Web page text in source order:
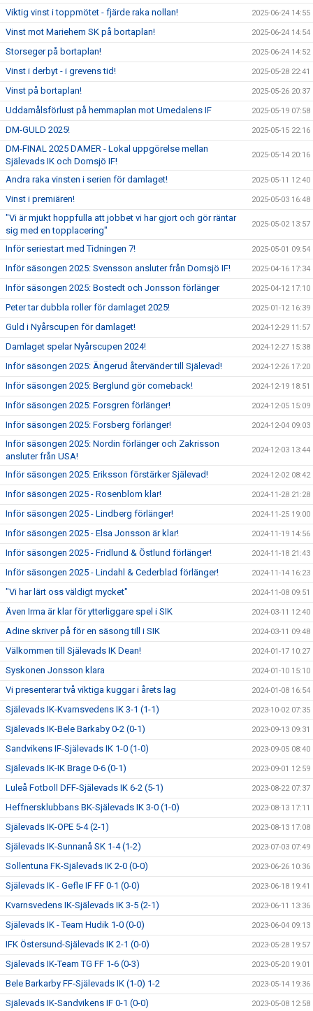
Viktig vinst i toppmötet - fjärde raka nollan! 2025-06-24 14:55
Vinst mot Mariehem SK på bortaplan! 2025-06-24 14:54
Storseger på bortaplan! 2025-06-24 14:52
Vinst i derbyt - i grevens tid! 2025-05-28 22:41
Vinst på bortaplan! 2025-05-26 20:37
Uddamålsförlust på hemmaplan mot Umedalens IF 2025-05-19 07:58
DM-GULD 2025! 2025-05-15 22:16
DM-FINAL 2025 DAMER - Lokal uppgörelse mellan
Själevads IK och Domsjö IF!
2025-05-14 20:16
Andra raka vinsten i serien för damlaget! 2025-05-11 12:40
Vinst i premiären! 2025-05-03 16:48
"Vi är mjukt hoppfulla att jobbet vi har gjort och gör räntar
sig med en topplacering"
2025-05-02 13:57
Inför seriestart med Tidningen 7! 2025-05-01 09:54
Inför säsongen 2025: Svensson ansluter från Domsjö IF! 2025-04-16 17:34
Inför säsongen 2025: Bostedt och Jonsson förlänger 2025-04-12 17:10
Peter tar dubbla roller för damlaget 2025! 2025-01-12 16:39
Guld i Nyårscupen för damlaget! 2024-12-29 11:57
Damlaget spelar Nyårscupen 2024! 2024-12-27 15:38
Inför säsongen 2025: Ängerud återvänder till Själevad! 2024-12-26 17:20
Inför säsongen 2025: Berglund gör comeback! 2024-12-19 18:51
Inför säsongen 2025: Forsgren förlänger! 2024-12-05 15:09
Inför säsongen 2025: Forsberg förlänger! 2024-12-04 09:03
Inför säsongen 2025: Nordin förlänger och Zakrisson
ansluter från USA!
2024-12-03 13:44
Inför säsongen 2025: Eriksson förstärker Själevad! 2024-12-02 08:42
Inför säsongen 2025 - Rosenblom klar! 2024-11-28 21:28
Inför säsongen 2025 - Lindberg förlänger! 2024-11-25 19:00
Inför säsongen 2025 - Elsa Jonsson är klar! 2024-11-19 14:56
Inför säsongen 2025 - Fridlund & Östlund förlänger! 2024-11-18 21:43
Inför säsongen 2025 - Lindahl & Cederblad förlänger! 2024-11-14 16:23
"Vi har lärt oss väldigt mycket" 2024-11-08 09:51
Även Irma är klar för ytterliggare spel i SIK 2024-03-11 12:40
Adine skriver på för en säsong till i SIK 2024-03-11 09:48
Välkommen till Själevads IK Dean! 2024-01-17 10:27
Syskonen Jonsson klara 2024-01-10 15:10
Vi presenterar två viktiga kuggar i årets lag 2024-01-08 16:54
Själevads IK-Kvarnsvedens IK 3-1 (1-1) 2023-10-02 07:35
Själevads IK-Bele Barkaby 0-2 (0-1) 2023-09-13 09:31
Sandvikens IF-Själevads IK 1-0 (1-0) 2023-09-05 08:40
Själevads IK-IK Brage 0-6 (0-1) 2023-09-01 12:59
Luleå Fotboll DFF-Själevads IK 6-2 (5-1) 2023-08-22 07:37
Heffnersklubbans BK-Själevads IK 3-0 (1-0) 2023-08-13 17:11
Själevads IK-OPE 5-4 (2-1) 2023-08-13 17:08
Själevads IK-Sunnanå SK 1-4 (1-2) 2023-07-03 07:49
Sollentuna FK-Själevads IK 2-0 (0-0) 2023-06-26 10:36
Själevads IK - Gefle IF FF 0-1 (0-0) 2023-06-18 19:41
Kvarnsvedens IK-Själevads IK 3-5 (2-1) 2023-06-11 13:36
Själevads IK - Team Hudik 1-0 (0-0) 2023-06-04 09:13
IFK Östersund-Själevads IK 2-1 (0-0) 2023-05-28 19:57
Själevads IK-Team TG FF 1-6 (0-3) 2023-05-20 19:01
Bele Barkarby FF-Själevads IK (1-0) 1-2 2023-05-14 19:36
Själevads IK-Sandvikens IF 0-1 (0-0) 2023-05-08 12:58